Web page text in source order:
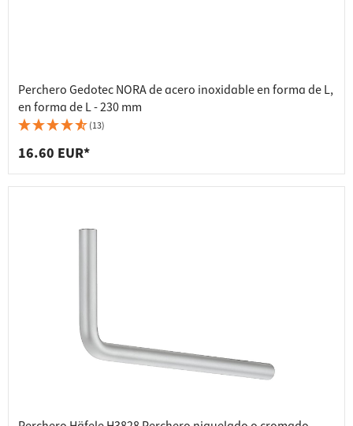
Perchero Gedotec NORA de acero inoxidable en forma de L,
en forma de L - 230 mm
(13)
16.60 EUR*